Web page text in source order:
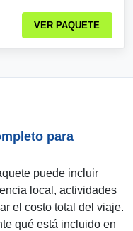
VER PAQUETE
para
puede incluir
local, actividades
el costo total del viaje.
qué está incluido en